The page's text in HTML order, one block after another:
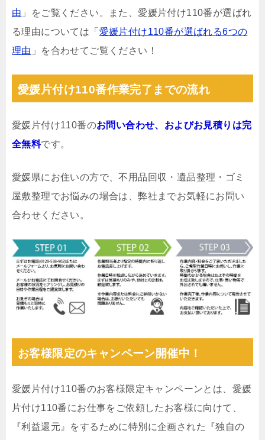
由 」をご覧ください。また、愛媛片付け110番が選ばれ
る理由については「 愛媛片付け110番が選ばれる6つの
理由 」を合わせてご覧ください！
愛媛片付け110番作業完了までの流れ
愛媛片付け110番のお問い合わせ、およびお見積りは完
全無料です。
愛媛県にお住いの方で、不用品回収・遺品整理・ゴミ
屋敷整理でお悩みの場合は、弊社までお気軽にお問い
合わせください。
お客様限定のキャンペーン開催中！
愛媛片付け110番のお客様限定キャンペーンとは、愛媛
片付け110番にお仕事をご依頼したお客様に向けて、
『利益還元』をするために特別に企画された『独自の